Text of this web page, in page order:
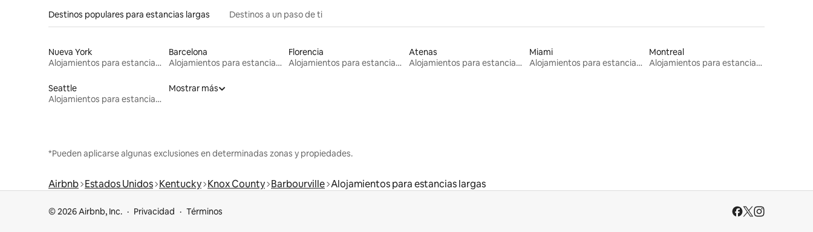
Destinos populares para estancias largas Destinos a un paso de ti
Nueva York
Alojamientos para estancias largas
Barcelona
Alojamientos para estancias largas
Florencia
Alojamientos para estancias largas
Atenas
Alojamientos para estancias largas
Miami
Alojamientos para estancias largas
Montreal
Alojamientos para estancias largas
Seattle
Alojamientos para estancias largas
Mostrar más
*Pueden aplicarse algunas exclusiones en determinadas zonas y propiedades.
Airbnb Estados Unidos Kentucky Knox County Barbourville Alojamientos para estancias largas
© 2026 Airbnb, Inc. Privacidad Términos